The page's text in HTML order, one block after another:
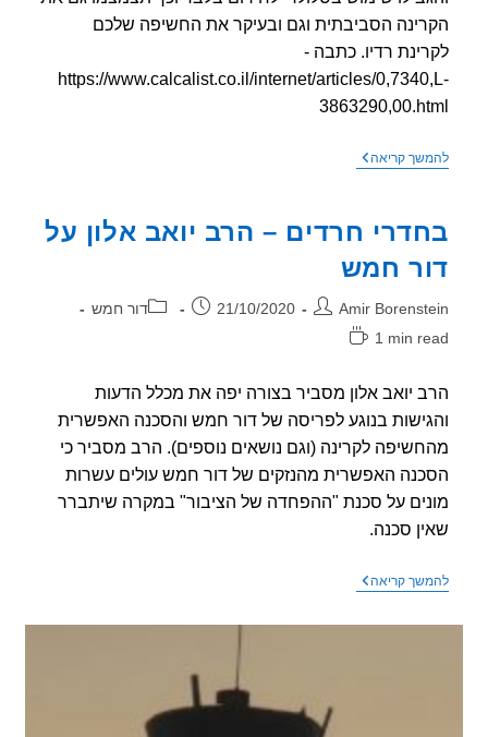
הסביבתית וגם ובעיקר את החשיפה שלכם
רדיו. כתבה -
https://www.calcalist.co.il/internet/articles/
קריאהכלכליסט
דור
חמש
חרדים – הרב יואב אלון על
חמש
Amir פורסם:
21/10/2020 קטגוריה:דור חמש
1 min
יואב אלון מסביר בצורה יפה את מכלל הדעות
בנוגע לפריסה של דור חמש והסכנה האפשרית
לקרינה (וגם נושאים נוספים). הרב מסביר כי
האפשרית מהנזקים של דור חמש עולים עשרות
על סכנת "ההפחדה של הציבור" במקרה שיתברר
סכנה.
קריאהבחדרי